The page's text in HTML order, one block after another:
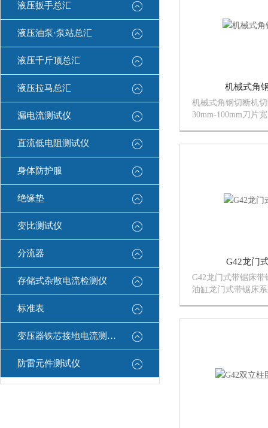
液压扳手总汇
液压油泵·泵站总汇
液压千斤顶总汇
液压拉马总汇
漏电流测试仪
直流低电阻测试仪
身体防护服
绝缘垫
变比测试仪
分流器
存储式杂散电流检测仪
标准表
变压器铁芯接地电流测试仪
防雷元件测试仪
机械式角
机械式角钢切断机
30mm-100mm刀片
G42龙门
G42龙门式带锯床
油缸龙门式带锯床